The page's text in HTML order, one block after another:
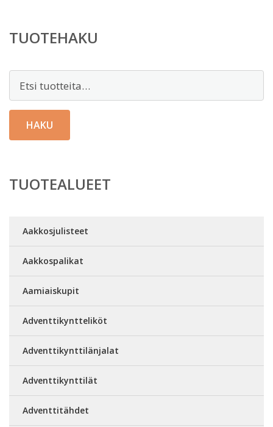
TUOTEHAKU
HAKU
TUOTEALUEET
Aakkosjulisteet
Aakkospalikat
Aamiaiskupit
Adventtikyntteliköt
Adventtikynttilänjalat
Adventtikynttilät
Adventtitähdet